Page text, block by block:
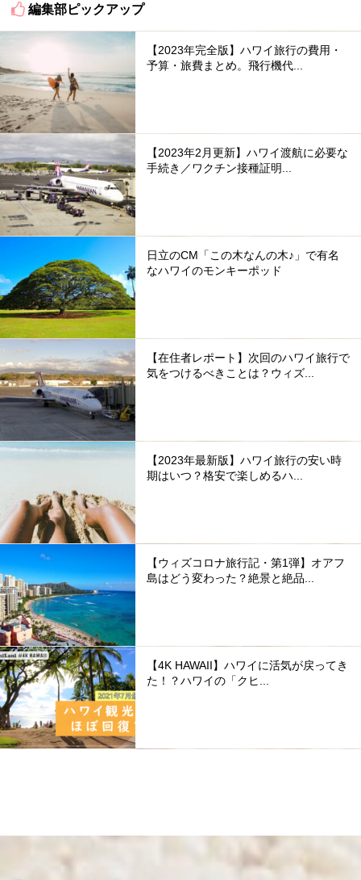
編集部ピックアップ
【2023年完全版】ハワイ旅行の費用・
予算・旅費まとめ。飛行機代...
【2023年2月更新】ハワイ渡航に必要な
手続き／ワクチン接種証明...
日立のCM「この木なんの木♪」で有名
なハワイのモンキーポッド
【在住者レポート】次回のハワイ旅行で
気をつけるべきことは？ウィズ...
【2023年最新版】ハワイ旅行の安い時
期はいつ？格安で楽しめるハ...
【ウィズコロナ旅行記・第1弾】オアフ
島はどう変わった？絶景と絶品...
【4K HAWAII】ハワイに活気が戻ってき
た！？ハワイの「クヒ...